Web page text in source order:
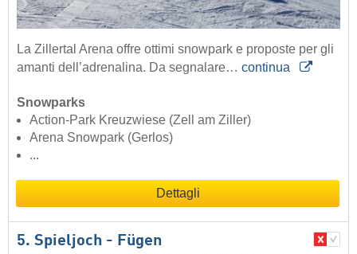
La Zillertal Arena offre ottimi snowpark e proposte per gli
amanti dell’adrenalina. Da segnalare… continua
Snowparks
Action-Park Kreuzwiese (Zell am Ziller)
Arena Snowpark (Gerlos)
...
Dettagli
5. Spieljoch - Fügen